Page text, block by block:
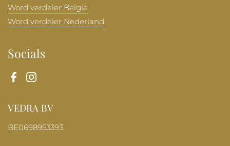
Word verdeler België
Word verdeler Nederland
Socials
FacebookInstagram
VEDRA BV
BE0698953393